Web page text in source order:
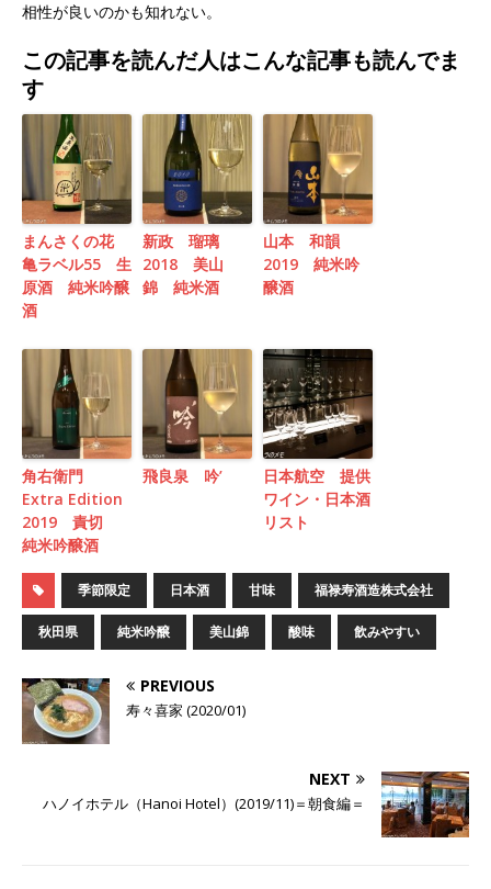
相性が良いのかも知れない。
この記事を読んだ人はこんな記事も読んでま
す
まんさくの花
亀ラベル55 生
原酒 純米吟醸
酒
新政 瑠璃
2018 美山
錦 純米酒
山本 和韻
2019 純米吟
醸酒
角右衛門
Extra Edition
2019 責切
純米吟醸酒
飛良泉 吟’
日本航空 提供
ワイン・日本酒
リスト
季節限定 日本酒 甘味 福禄寿酒造株式会社
秋田県 純米吟醸 美山錦 酸味 飲みやすい
PREVIOUS
寿々喜家 (2020/01)
NEXT
ハノイホテル（Hanoi Hotel）(2019/11)＝朝食編＝